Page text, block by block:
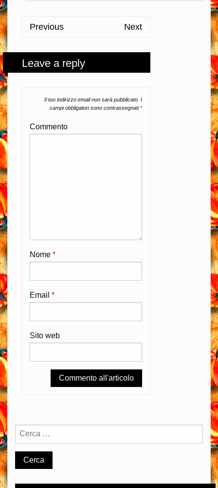
Previous Next
Leave a reply
Il tuo indirizzo email non sarà pubblicato. I
campi obbligatori sono contrassegnati*
Commento
Nome *
Email *
Sito web